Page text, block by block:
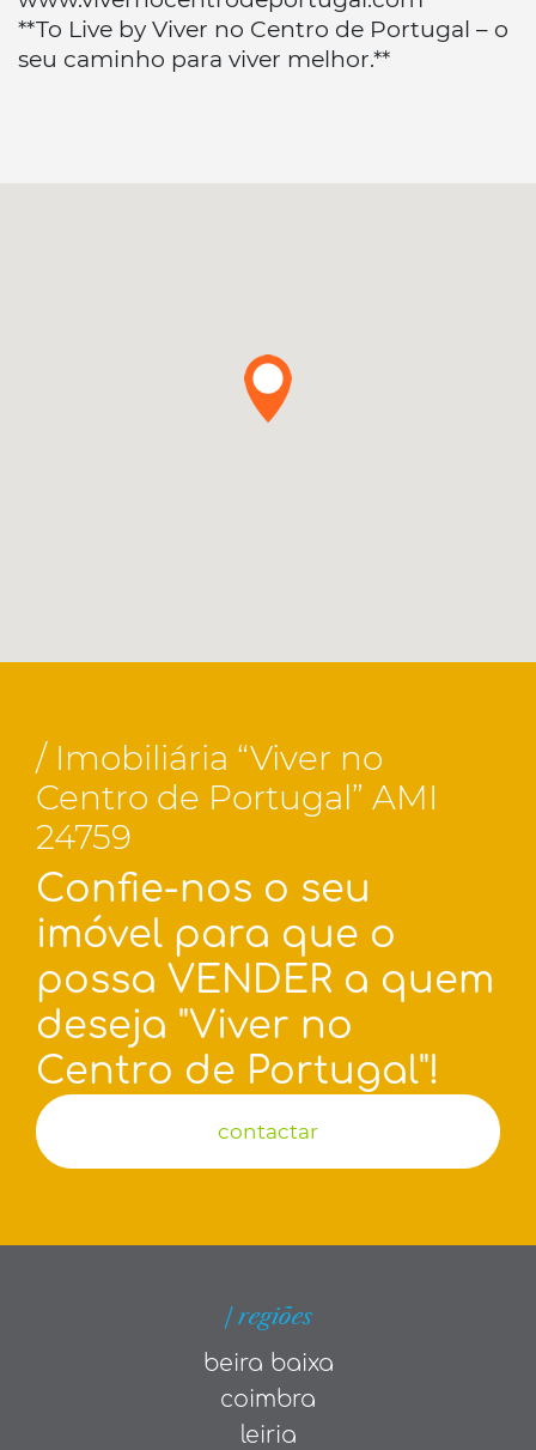
**To Live by Viver no Centro de Portugal – o
seu caminho para viver melhor.**
/ Imobiliária “Viver no
Centro de Portugal” AMI
24759
Confie-nos o seu
imóvel para que o
possa VENDER a quem
deseja "Viver no
Centro de Portugal"!
contactar
| regiões
beira baixa
coimbra
leiria